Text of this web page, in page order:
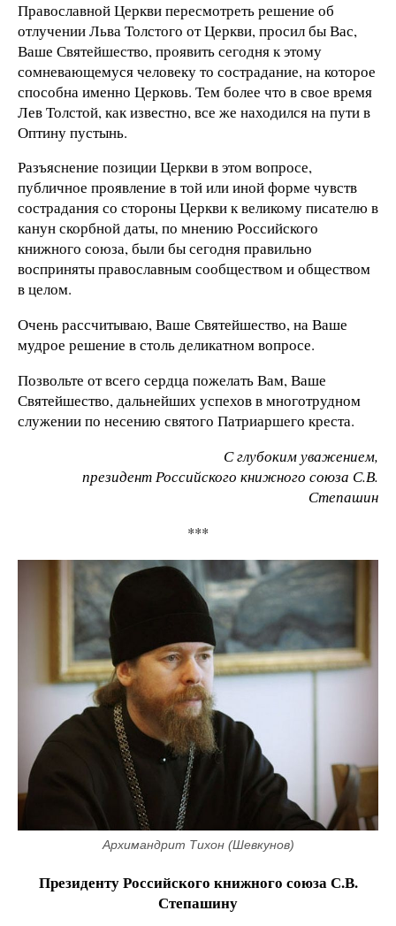
Православной Церкви пересмотреть решение об
отлучении Льва Толстого от Церкви, просил бы Вас,
Ваше Святейшество, проявить сегодня к этому
сомневающемуся человеку то сострадание, на которое
способна именно Церковь. Тем более что в свое время
Лев Толстой, как известно, все же находился на пути в
Оптину пустынь.
Разъяснение позиции Церкви в этом вопросе,
публичное проявление в той или иной форме чувств
сострадания со стороны Церкви к великому писателю в
канун скорбной даты, по мнению Российского
книжного союза, были бы сегодня правильно
восприняты православным сообществом и обществом
в целом.
Очень рассчитываю, Ваше Святейшество, на Ваше
мудрое решение в столь деликатном вопросе.
Позвольте от всего сердца пожелать Вам, Ваше
Святейшество, дальнейших успехов в многотрудном
служении по несению святого Патриаршего креста.
С глубоким уважением,
президент Российского книжного союза С.В.
Степашин
***
Архимандрит Тихон (Шевкунов)
Президенту Российского книжного союза С.В.
Степашину